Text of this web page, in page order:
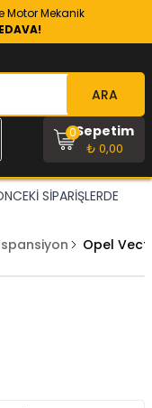
Motor Mekanik
ARA
Sepetim
₺ 0,00
0
SİPARİŞLERDE
Opel